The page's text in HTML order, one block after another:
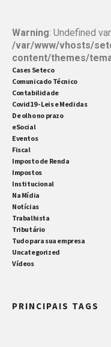
Warning: Undefined
/var/www/vhosts/
content/themes/
Cases Seteco
Comunicado Técnico
Contabilidade
Covid19 - Leis e Medidas
De olho no prazo
eSocial
Eventos
Fiscal
Imposto de Renda
Impostos
Institucional
Na Mídia
Notícias
Trabalhista
Tributário
Tudo para sua empresa
Uncategorized
Vídeos
PRINCIPAIS TAGS